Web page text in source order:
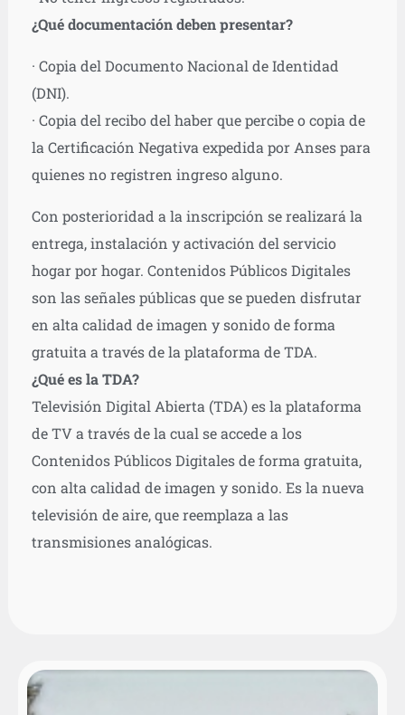
¿Qué documentación deben presentar?
· Copia del Documento Nacional de Identidad
(DNI).
· Copia del recibo del haber que percibe o copia de
la Certificación Negativa expedida por Anses para
quienes no registren ingreso alguno.
Con posterioridad a la inscripción se realizará la
entrega, instalación y activación del servicio
hogar por hogar. Contenidos Públicos Digitales
son las señales públicas que se pueden disfrutar
en alta calidad de imagen y sonido de forma
gratuita a través de la plataforma de TDA.
¿Qué es la TDA?
Televisión Digital Abierta (TDA) es la plataforma
de TV a través de la cual se accede a los
Contenidos Públicos Digitales de forma gratuita,
con alta calidad de imagen y sonido. Es la nueva
televisión de aire, que reemplaza a las
transmisiones analógicas.